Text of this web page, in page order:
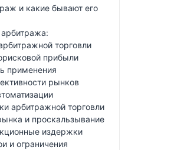
и какие бывают его
торговли
прибыли
применения
рынков
арбитражной торговли
и проскальзывание
издержки
и ограничения